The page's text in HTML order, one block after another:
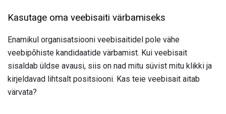
Kasutage oma veebisaiti värbamiseks
Enamikul organisatsiooni veebisaitidel pole vähe
veebipõhiste kandidaatide värbamist. Kui veebisait
sisaldab üldse avausi, siis on nad mitu süvist mitu klikki ja
kirjeldavad lihtsalt positsiooni. Kas teie veebisait aitab
värvata?